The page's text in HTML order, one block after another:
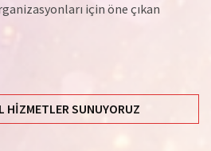
için öne çıkan
HIZMETLER SUNUYORUZ